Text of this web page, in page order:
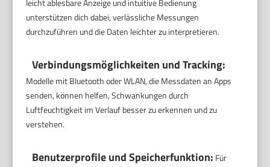
leicht ablesbare Anzeige und intuitive Bedienung
unterstützen dich dabei, verlässliche Messungen
durchzuführen und die Daten leichter zu interpretieren.
Verbindungsmöglichkeiten und Tracking:
Modelle mit Bluetooth oder WLAN, die Messdaten an Apps
senden, können helfen, Schwankungen durch
Luftfeuchtigkeit im Verlauf besser zu erkennen und zu
verstehen.
Benutzerprofile und Speicherfunktion: Für